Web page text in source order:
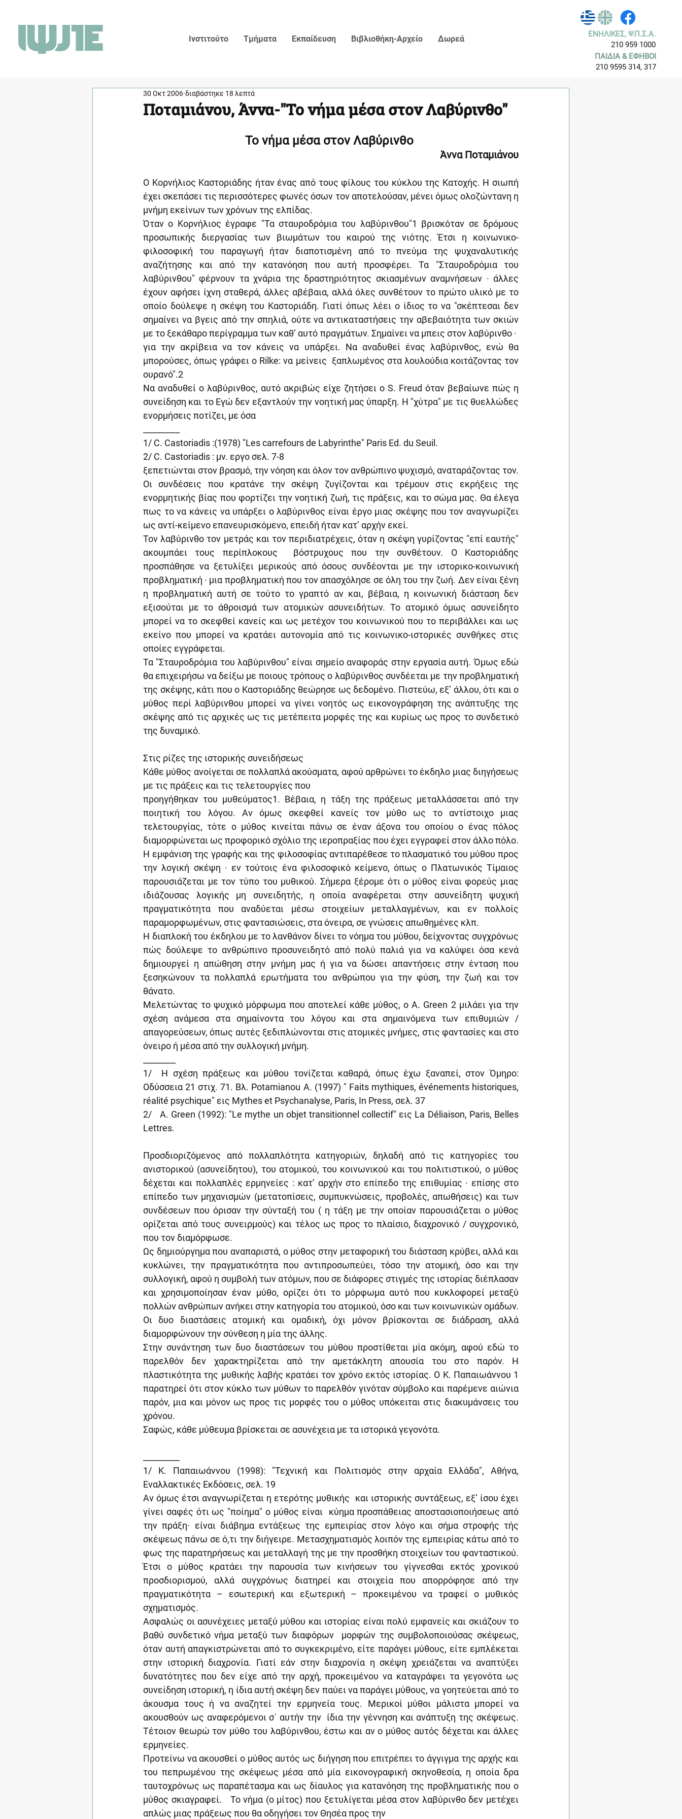
Ινστιτούτο Τμήματα Εκπαίδευση Βιβλιοθήκη-Αρχείο Δωρεά
ΕΝΗΛΙΚΕΣ, Ψ.Π.Σ.Α.
210 959 1000
ΠΑΙΔΙΑ & ΕΦΗΒΟΙ
210 9595 314, 317
Ποταμιάνου, Άννα-"Το νήμα μέσα στον Λαβύρινθο"
30 Οκτ 2006 διαβάστηκε 18 λεπτά
Το νήμα μέσα στον Λαβύρινθο
Άννα Ποταμιάνου
Ο Κορνήλιος Καστοριάδης ήταν ένας από τους φίλους του κύκλου της Κατοχής. Η σιωπή
έχει σκεπάσει τις περισσότερες φωνές όσων τον αποτελούσαν, μένει όμως ολοζώντανη η
μνήμη εκείνων των χρόνων της ελπίδας.
Όταν ο Κορνήλιος έγραφε "Τα σταυροδρόμια του λαβύρινθου"1 βρισκόταν σε δρόμους
προσωπικής διεργασίας των βιωμάτων του καιρού της νιότης. Έτσι η κοινωνικο-
φιλοσοφική του παραγωγή ήταν διαποτισμένη από το πνεύμα της ψυχαναλυτικής
αναζήτησης και από την κατανόηση που αυτή προσφέρει. Τα "Σταυροδρόμια του
λαβύρινθου" φέρνουν τα χνάρια της δραστηριότητος σκιασμένων αναμνήσεων · άλλες
έχουν αφήσει ίχνη σταθερά, άλλες αβέβαια, αλλά όλες συνθέτουν το πρώτο υλικό με το
οποίο δούλεψε η σκέψη του Καστοριάδη. Γιατί όπως λέει ο ίδιος το να "σκέπτεσαι δεν
σημαίνει να βγεις από την σπηλιά, ούτε να αντικαταστήσεις την αβεβαιότητα των σκιών
με το ξεκάθαρο περίγραμμα των καθ’ αυτό πραγμάτων. Σημαίνει να μπεις στον λαβύρινθο ·
για την ακρίβεια να τον κάνεις να υπάρξει. Να αναδυθεί ένας λαβύρινθος, ενώ θα
μπορούσες, όπως γράφει ο Rilke: να μείνεις  ξαπλωμένος στα λουλούδια κοιτάζοντας τον
ουρανό".2
Να αναδυθεί ο λαβύρινθος, αυτό ακριβώς είχε ζητήσει ο S. Freud όταν βεβαίωνε πώς η
συνείδηση και το Εγώ δεν εξαντλούν την νοητική μας ύπαρξη. Η "χύτρα" με τις θυελλώδες
ενορμήσεις ποτίζει, με όσα
1/ C. Castoriadis :(1978) "Les carrefours de Labyrinthe" Paris Ed. du Seuil.
2/ C. Castoriadis : μν. εργο σελ. 7-8
ξεπετιώνται στον βρασμό, την νόηση και όλον τον ανθρώπινο ψυχισμό, αναταράζοντας τον.
Οι συνδέσεις που κρατάνε την σκέψη ζυγίζονται και τρέμουν στις εκρήξεις της
ενορμητικής βίας που φορτίζει την νοητική ζωή, τις πράξεις, και το σώμα μας. Θα έλεγα
πως το να κάνεις να υπάρξει ο λαβύρινθος είναι έργο μιας σκέψης που τον αναγνωρίζει
ως αντί-κείμενο επανευρισκόμενο, επειδή ήταν κατ’ αρχήν εκεί.
Τον λαβύρινθο τον μετράς και τον περιδιατρέχεις, όταν η σκέψη γυρίζοντας "επί εαυτής"
ακουμπάει τους περίπλοκους  βόστρυχους που την συνθέτουν. Ο Καστοριάδης
προσπάθησε να ξετυλίξει μερικούς από όσους συνδέονται με την ιστορικο-κοινωνική
προβληματική · μια προβληματική που τον απασχόλησε σε όλη του την ζωή. Δεν είναι ξένη
η προβληματική αυτή σε τούτο το γραπτό αν και, βέβαια, η κοινωνική διάσταση δεν
εξισούται με το άθροισμά των ατομικών ασυνειδήτων. Το ατομικό όμως ασυνείδητο
μπορεί να το σκεφθεί κανείς και ως μετέχον του κοινωνικού που το περιβάλλει και ως
εκείνο που μπορεί να κρατάει αυτονομία από τις κοινωνικο-ιστορικές συνθήκες στις
οποίες εγγράφεται.
Τα "Σταυροδρόμια του λαβύρινθου" είναι σημείο αναφοράς στην εργασία αυτή. Όμως εδώ
θα επιχειρήσω να δείξω με ποιους τρόπους ο λαβύρινθος συνδέεται με την προβληματική
της σκέψης, κάτι που ο Καστοριάδης θεώρησε ως δεδομένο. Πιστεύω, εξ’ άλλου, ότι και ο
μύθος περί λαβύρινθου μπορεί να γίνει νοητός ως εικονογράφηση της ανάπτυξης της
σκέψης από τις αρχικές ως τις μετέπειτα μορφές της και κυρίως ως προς το συνδετικό
της δυναμικό.
Στις ρίζες της ιστορικής συνειδήσεως
Κάθε μύθος ανοίγεται σε πολλαπλά ακούσματα, αφού αρθρώνει το έκδηλο μιας διηγήσεως
με τις πράξεις και τις τελετουργίες που
προηγήθηκαν του μυθεύματος1. Βέβαια, η τάξη της πράξεως μεταλλάσσεται από την
ποιητική του λόγου. Αν όμως σκεφθεί κανείς τον μύθο ως το αντίστοιχο μιας
τελετουργίας, τότε ο μύθος κινείται πάνω σε έναν άξονα του οποίου ο ένας πόλος
διαμορφώνεται ως προφορικό σχόλιο της ιεροπραξίας που έχει εγγραφεί στον άλλο πόλο.
Η εμφάνιση της γραφής και της φιλοσοφίας αντιπαρέθεσε το πλασματικό του μύθου προς
την λογική σκέψη · εν τούτοις ένα φιλοσοφικό κείμενο, όπως ο Πλατωνικός Τίμαιος
παρουσιάζεται με τον τύπο του μυθικού. Σήμερα ξέρομε ότι ο μύθος είναι φορεύς μιας
ιδιάζουσας λογικής μη συνειδητής, η οποία αναφέρεται στην ασυνείδητη ψυχική
πραγματικότητα που αναδύεται μέσω στοιχείων μεταλλαγμένων, και εν πολλοίς
παραμορφωμένων, στις φαντασιώσεις, στα όνειρα, σε γνώσεις απωθημένες κλπ.
Η διαπλοκή του έκδηλου με το λανθάνον δίνει το νόημα του μύθου, δείχνοντας συγχρόνως
πώς δούλεψε το ανθρώπινο προσυνειδητό από πολύ παλιά για να καλύψει όσα κενά
δημιουργεί η απώθηση στην μνήμη μας ή για να δώσει απαντήσεις στην ένταση που
ξεσηκώνουν τα πολλαπλά ερωτήματα του ανθρώπου για την φύση, την ζωή και τον
θάνατο.
Μελετώντας το ψυχικό μόρφωμα που αποτελεί κάθε μύθος, ο A. Green 2 μιλάει για την
σχέση ανάμεσα στα σημαίνοντα του λόγου και στα σημαινόμενα των επιθυμιών /
απαγορεύσεων, όπως αυτές ξεδιπλώνονται στις ατομικές μνήμες, στις φαντασίες και στο
όνειρο ή μέσα από την συλλογική μνήμη.
1/  Η σχέση πράξεως και μύθου τονίζεται καθαρά, όπως έχω ξαναπεί, στον Όμηρο:
Οδύσσεια 21 στιχ. 71. Βλ. Potamianou A. (1997) " Faits mythiques, événements historiques,
réalité psychique" εις Mythes et Psychanalyse, Paris, In Press, σελ. 37
2/   A. Green (1992): "Le mythe un objet transitionnel collectif" εις La Déliaison, Paris, Belles
Lettres.
Προσδιοριζόμενος από πολλαπλότητα κατηγοριών, δηλαδή από τις κατηγορίες του
ανιστορικού (ασυνείδητου), του ατομικού, του κοινωνικού και του πολιτιστικού, ο μύθος
δέχεται και πολλαπλές ερμηνείες : κατ’ αρχήν στο επίπεδο της επιθυμίας · επίσης στο
επίπεδο των μηχανισμών (μετατοπίσεις, συμπυκνώσεις, προβολές, απωθήσεις) και των
συνδέσεων που όρισαν την σύνταξή του ( η τάξη με την οποίαν παρουσιάζεται ο μύθος
ορίζεται από τους συνειρμούς) και τέλος ως προς το πλαίσιο, διαχρονικό / συγχρονικό,
που τον διαμόρφωσε.
Ως δημιούργημα που αναπαριστά, ο μύθος στην μεταφορική του διάσταση κρύβει, αλλά και
κυκλώνει, την πραγματικότητα που αντιπροσωπεύει, τόσο την ατομική, όσο και την
συλλογική, αφού η συμβολή των ατόμων, που σε διάφορες στιγμές της ιστορίας διέπλασαν
και χρησιμοποίησαν έναν μύθο, ορίζει ότι το μόρφωμα αυτό που κυκλοφορεί μεταξύ
πολλών ανθρώπων ανήκει στην κατηγορία του ατομικού, όσο και των κοινωνικών ομάδων.
Οι δυο διαστάσεις ατομική και ομαδική, όχι μόνον βρίσκονται σε διάδραση, αλλά
διαμορφώνουν την σύνθεση η μία της άλλης.
Στην συνάντηση των δυο διαστάσεων του μύθου προστίθεται μία ακόμη, αφού εδώ το
παρελθόν δεν χαρακτηρίζεται από την αμετάκλητη απουσία του στο παρόν. Η
πλαστικότητα της μυθικής λαβής κρατάει τον χρόνο εκτός ιστορίας. Ο Κ. Παπαιωάννου 1
παρατηρεί ότι στον κύκλο των μύθων το παρελθόν γινόταν σύμβολο και παρέμενε αιώνια
παρόν, μια και μόνον ως προς τις μορφές του ο μύθος υπόκειται στις διακυμάνσεις του
χρόνου.
Σαφώς, κάθε μύθευμα βρίσκεται σε ασυνέχεια με τα ιστορικά γεγονότα.
1/ Κ. Παπαιωάννου (1998): "Τεχνική και Πολιτισμός στην αρχαία Ελλάδα", Αθήνα,
Εναλλακτικές Εκδόσεις, σελ. 19
Αν όμως έτσι αναγνωρίζεται η ετερότης μυθικής  και ιστορικής συντάξεως, εξ’ ίσου έχει
γίνει σαφές ότι ως "ποίημα" ο μύθος είναι  κύημα προσπάθειας αποστασιοποιήσεως από
την πράξη· είναι διάβημα εντάξεως της εμπειρίας στον λόγο και σήμα στροφής τής
σκέψεως πάνω σε ό,τι την διήγειρε. Μετασχηματισμός λοιπόν της εμπειρίας κάτω από το
φως της παρατηρήσεως και μεταλλαγή της με την προσθήκη στοιχείων του φανταστικού.
Έτσι ο μύθος κρατάει την παρουσία των κινήσεων του γίγνεσθαι εκτός χρονικού
προσδιορισμού, αλλά συγχρόνως διατηρεί και στοιχεία που απορρόφησε από την
πραγματικότητα – εσωτερική και εξωτερική – προκειμένου να τραφεί ο μυθικός
σχηματισμός.
Ασφαλώς οι ασυνέχειες μεταξύ μύθου και ιστορίας είναι πολύ εμφανείς και σκιάζουν το
βαθύ συνδετικό νήμα μεταξύ των διαφόρων  μορφών της συμβολοποιούσας σκέψεως,
όταν αυτή απαγκιστρώνεται από το συγκεκριμένο, είτε παράγει μύθους, είτε εμπλέκεται
στην ιστορική διαχρονία. Γιατί εάν στην διαχρονία η σκέψη χρειάζεται να αναπτύξει
δυνατότητες που δεν είχε από την αρχή, προκειμένου να καταγράψει τα γεγονότα ως
συνείδηση ιστορική, η ίδια αυτή σκέψη δεν παύει να παράγει μύθους, να γοητεύεται από το
άκουσμα τους ή να αναζητεί την ερμηνεία τους. Μερικοί μύθοι μάλιστα μπορεί να
ακουσθούν ως αναφερόμενοι σ΄ αυτήν την  ίδια την γέννηση και ανάπτυξη της σκέψεως.
Τέτοιον θεωρώ τον μύθο του λαβύρινθου, έστω και αν ο μύθος αυτός δέχεται και άλλες
ερμηνείες.
Προτείνω να ακουσθεί ο μύθος αυτός ως διήγηση που επιτρέπει το άγγιγμα της αρχής και
του πεπρωμένου της σκέψεως μέσα από μία εικονογραφική σκηνοθεσία, η οποία δρα
ταυτοχρόνως ως παραπέτασμα και ως δίαυλος για κατανόηση της προβληματικής που ο
μύθος σκιαγραφεί.   Το νήμα (ο μίτος) που ξετυλίγεται μέσα στον λαβύρινθο δεν μετέχει
απλώς μιας πράξεως που θα οδηγήσει τον Θησέα προς την